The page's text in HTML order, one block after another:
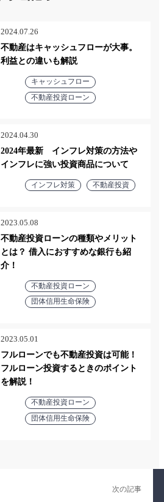
2024.07.26
不動産はキャッシュフローが大事。
利益との違いも解説
キャッシュフロー
不動産投資ローン
2024.04.30
2024年最新 インフレ対策の方法や
インフレに強い投資商品について
インフレ対策 不動産投資
2023.05.08
不動産投資ローンの種類やメリット
とは？ 借入におすすめな銀行も紹
介！
不動産投資ローン
団体信用生命保険
2023.05.01
フルローンでも不動産投資は可能！
フルローン投資するときのポイント
を解説！
不動産投資ローン
団体信用生命保険
次の記事